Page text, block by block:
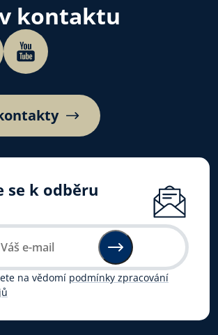
kontaktu
se k odběru
na vědomí podmínky zpracování